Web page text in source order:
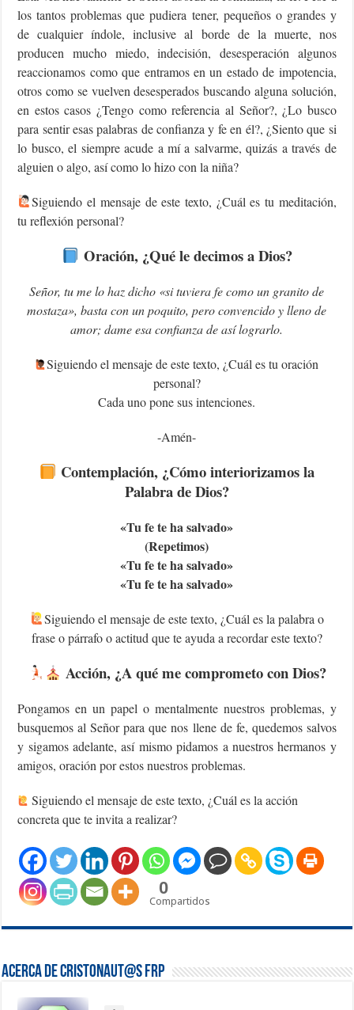
los tantos problemas que pudiera tener, pequeños o grandes y
de cualquier índole, inclusive al borde de la muerte, nos
producen mucho miedo, indecisión, desesperación algunos
reaccionamos como que entramos en un estado de impotencia,
otros como se vuelven desesperados buscando alguna solución,
en estos casos ¿Tengo como referencia al Señor?, ¿Lo busco
para sentir esas palabras de confianza y fe en él?, ¿Siento que si
lo busco, el siempre acude a mí a salvarme, quizás a través de
alguien o algo, así como lo hizo con la niña?
Siguiendo el mensaje de este texto, ¿Cuál es tu meditación,
tu reflexión personal?
Oración, ¿Qué le decimos a Dios?
Señor, tu me lo haz dicho «si tuviera fe como un granito de
mostaza», basta con un poquito, pero convencido y lleno de
amor; dame esa confianza de así lograrlo.
Siguiendo el mensaje de este texto, ¿Cuál es tu oración
personal?
Cada uno pone sus intenciones.
-Amén-
Contemplación, ¿Cómo interiorizamos la
Palabra de Dios?
«Tu fe te ha salvado»
(Repetimos)
«Tu fe te ha salvado»
«Tu fe te ha salvado»
Siguiendo el mensaje de este texto, ¿Cuál es la palabra o
frase o párrafo o actitud que te ayuda a recordar este texto?
Acción, ¿A qué me comprometo con Dios?
Pongamos en un papel o mentalmente nuestros problemas, y
busquemos al Señor para que nos llene de fe, quedemos salvos
y sigamos adelante, así mismo pidamos a nuestros hermanos y
amigos, oración por estos nuestros problemas.
Siguiendo el mensaje de este texto, ¿Cuál es la acción
concreta que te invita a realizar?
0
Compartidos
Acerca de Cristonaut@s FRP